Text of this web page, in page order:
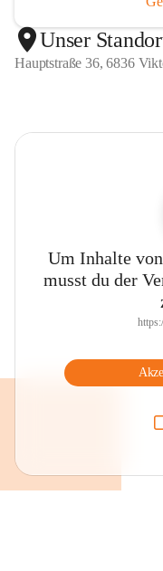
Unser
Hauptstraße 36, 6836
Um Inhalte
musst du der